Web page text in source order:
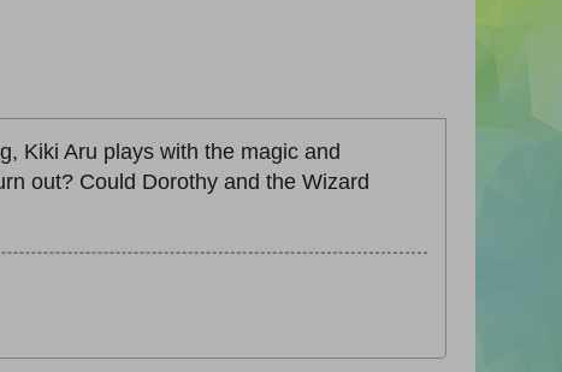
Kiki Aru plays with the magic and
out? Could Dorothy and the Wizard